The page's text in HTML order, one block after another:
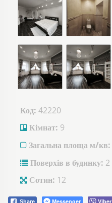
Код: 42220
Кімнат: 9
Загальна площа м/кв:
Поверхів в будинку: 2
Сотин: 12
Share Messenger Viber